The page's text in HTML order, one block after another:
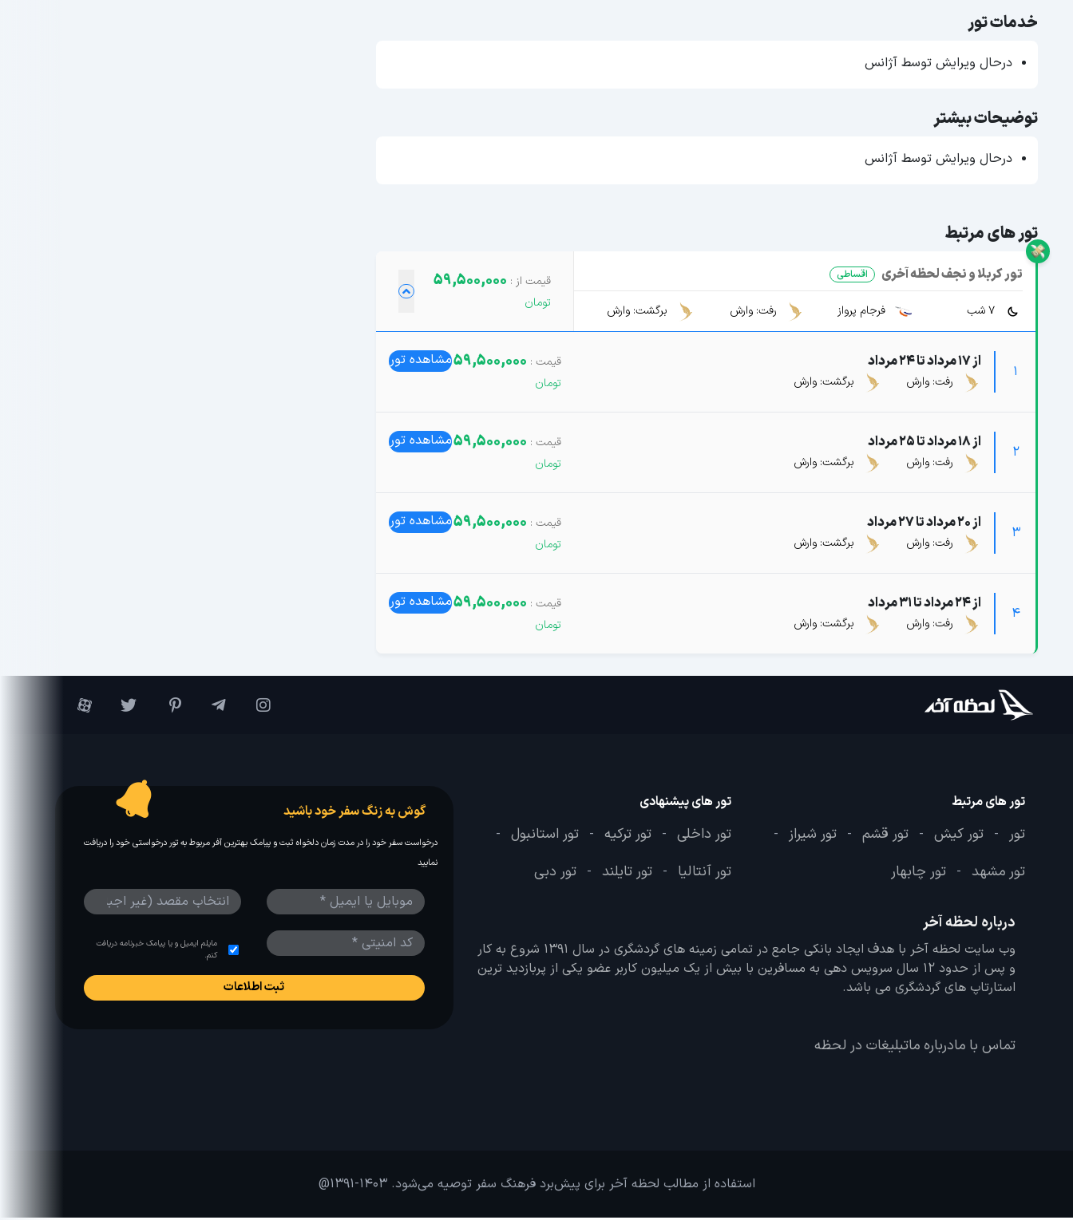
خدمات تور
درحال ویرایش توسط آژانس
توضیحات بیشتر
درحال ویرایش توسط آژانس
تور های مرتبط
تور کربلا و نجف لحظه آخری اقساطی
فرجام پرواز رفت: وارش برگشت: وارش
59,500,000
1
از 17 مرداد تا 24 مرداد
رفت: وارش برگشت: وارش
59,500,000مشاهده تور
2
از 18 مرداد تا 25 مرداد
رفت: وارش برگشت: وارش
59,500,000مشاهده تور
3
از 20 مرداد تا 27 مرداد
رفت: وارش برگشت: وارش
59,500,000مشاهده تور
4
از 24 مرداد تا 31 مرداد
رفت: وارش برگشت: وارش
59,500,000مشاهده تور
تور های مرتبط
تور - تور کیش - تور قشم - تور شیراز -
تور مشهد - تور چابهار
تور های پیشنهادی
تور داخلی - تور ترکیه - تور استانبول -
تور آنتالیا - تور تایلند - تور دبی
درباره لحظه آخر
وب سایت لحظه آخر با هدف ایجاد بانکی جامع در تمامی زمینه های گردشگری در سال 1391 شروع به کار
و پس از حدود 12 سال سرویس دهی به مسافرین با بیش از یک میلیون کاربر عضو یکی از پربازدید ترین
استارتاپ های گردشگری می باشد.
تماس با مادرباره ماتبلیغات در لحظه
گوش به زنگ سفر خود باشید
درخواست سفر خود را در مدت زمان دلخواه ثبت و پیامک بهترین آفر مربوط به تور درخواستی خود را دریافت
نمایید
مایلم ایمیل و یا پیامک خبرنامه دریافت
کنم.
استفاده از مطالب لحظه آخر برای پیش‌برد فرهنگ سفر توصیه می‌شود. 1403-1391@